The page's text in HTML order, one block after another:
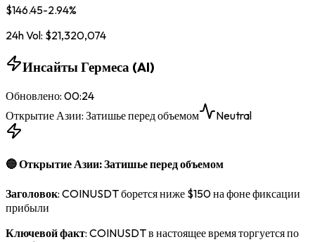
$146.45-2.94%
24h Vol: $21,320,074
Инсайты Гермеса (AI)
Обновлено: 00:24
Открытие Азии: Затишье перед объемом
Neutral
🔵 Открытие Азии: Затишье перед объемом
Заголовок: COINUSDT борется ниже $150 на фоне фиксации
прибыли
Ключевой факт: COINUSDT в настоящее время торгуется по